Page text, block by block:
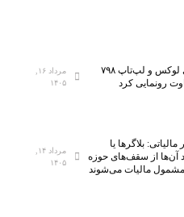
هواوی از MPVهای لوکس و لپ‌تاپ ۷۹۸
مرداد ۱۶,
۱۴۰۵
بلاگر‌ها یا
آن‌ها از سقف‌های حوزه
مشمول مالیات می‌شوند
مرداد ۱۴,
۱۴۰۵